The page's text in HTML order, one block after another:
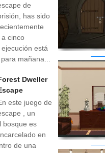
de
has sido
cinco
está
mañana...
Dweller
este juego de
, un
bosque es
en
de una